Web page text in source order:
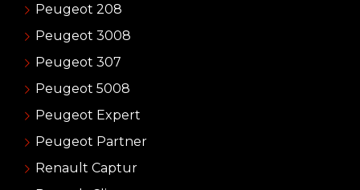
Peugeot 208
Peugeot 3008
Peugeot 307
Peugeot 5008
Peugeot Expert
Peugeot Partner
Renault Captur